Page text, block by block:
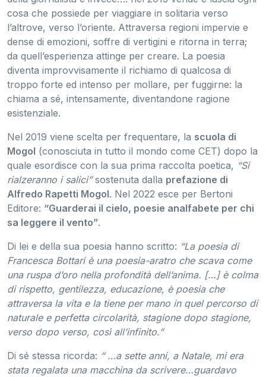
cosa che possiede per viaggiare in solitaria verso
l’altrove, verso l’oriente. Attraversa regioni impervie e
dense di emozioni, soffre di vertigini e ritorna in terra;
da quell’esperienza attinge per creare. La poesia
diventa improvvisamente il richiamo di qualcosa di
troppo forte ed intenso per mollare, per fuggirne: la
chiama a sé, intensamente, diventandone ragione
esistenziale.
Nel 2019 viene scelta per frequentare, la scuola di
Mogol (conosciuta in tutto il mondo come CET) dopo la
quale esordisce con la sua prima raccolta poetica, “Si
rialzeranno i salici”sostenuta dalla prefazione di
Alfredo Rapetti Mogol. Nel 2022 esce per Bertoni
Editore: “Guarderai il cielo, poesie analfabete per chi
sa leggere il vento”.
Di lei e della sua poesia hanno scritto: “La poesia di
Francesca Bottari è una poesia-aratro che scava come
una ruspa d’oro nella profondità dell’anima. […] è colma
di rispetto, gentilezza, educazione, è poesia che
attraversa la vita e la tiene per mano in quel percorso di
naturale e perfetta circolarità, stagione dopo stagione,
verso dopo verso, così all’infinito.”
Di sé stessa ricorda: “ …a sette anni, a Natale, mi era
stata regalata una macchina da scrivere…guardavo